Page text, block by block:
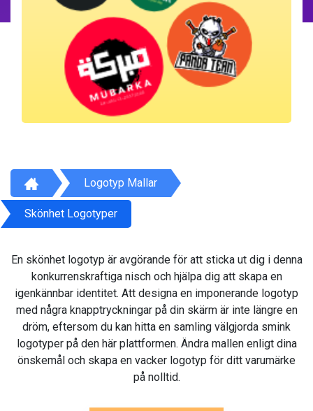
Logotyp Mallar
Skönhet Logotyper
En skönhet logotyp är avgörande för att sticka ut dig i denna
konkurrenskraftiga nisch och hjälpa dig att skapa en
igenkännbar identitet. Att designa en imponerande logotyp
med några knapptryckningar på din skärm är inte längre en
dröm, eftersom du kan hitta en samling välgjorda smink
logotyper på den här plattformen. Ändra mallen enligt dina
önskemål och skapa en vacker logotyp för ditt varumärke
på nolltid.